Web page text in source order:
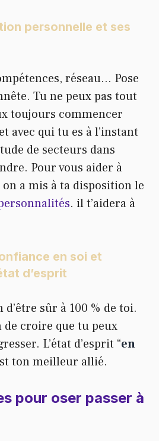
personnelle et ses
réseau… Pose
Tu ne peux pas tout
toujours commencer
avec qui tu es à l’instant
de secteurs dans
Pour vous aider à
a mis à ta disposition le
. il t’aidera à
en soi et
d’esprit
d’être sûr à 100 % de toi.
de croire que tu peux
L’état d’esprit “en
ton meilleur allié.
pour oser passer à